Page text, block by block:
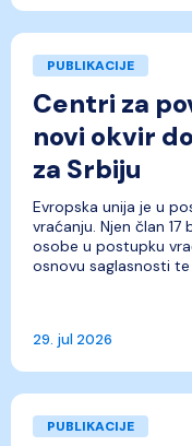
PUBLIKACIJE
Centri za
novi okvir
za Srbiju
Evropska unija je u
vraćanju. Njen član
osobe u postupku
osnovu saglasnosti te
29. jul 2026
PUBLIKACIJE